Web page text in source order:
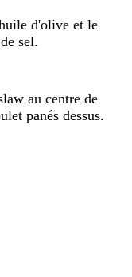
d'olive et le
sel.
au centre de
panés dessus.